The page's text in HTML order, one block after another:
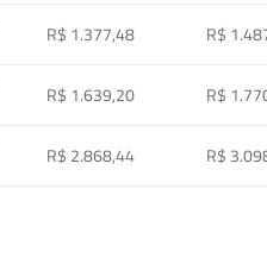
R$ 1.377,48
R$
R$ 1.639,20
R$
R$ 2.868,44 R$